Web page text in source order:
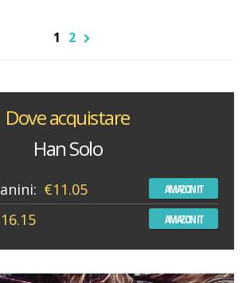
1 2
Dove acquistare
Han Solo
€11.05 AMAZON IT
AMAZON IT